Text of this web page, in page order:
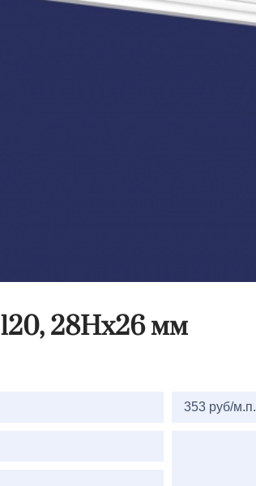
28Hх26 мм
353 руб/м.п.